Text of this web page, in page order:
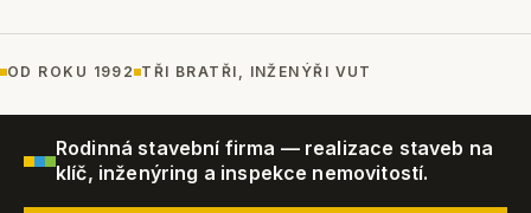
OD ROKU 1992 TŘI BRATŘI, INŽENÝŘI VUT
Rodinná stavební firma — realizace staveb na
klíč, inženýring a inspekce nemovitostí.